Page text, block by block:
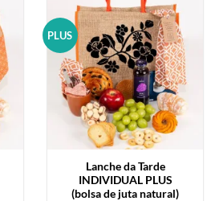
PLUS
Lanche da Tarde
INDIVIDUAL PLUS
(bolsa de juta natural)